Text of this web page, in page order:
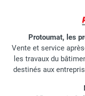
Protoumat, les
Vente et service
les travaux du
destinés aux